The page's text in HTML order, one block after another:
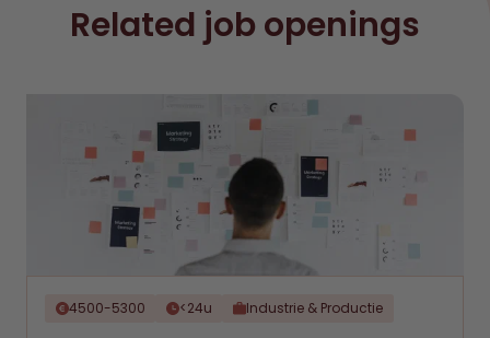
Related job openings
4500-5300 <24u Industrie & Productie